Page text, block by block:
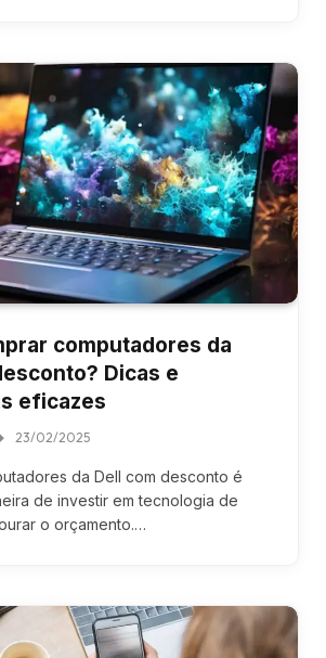
computadores da
Dicas e
eficazes
23/02/2025
da Dell com desconto é
de investir em tecnologia de
o orçamento.…